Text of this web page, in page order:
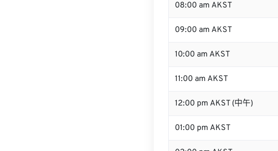
08:00 am AKST
09:00 am AKST
10:00 am AKST
11:00 am AKST
12:00 pm AKST (中午)
01:00 pm AKST